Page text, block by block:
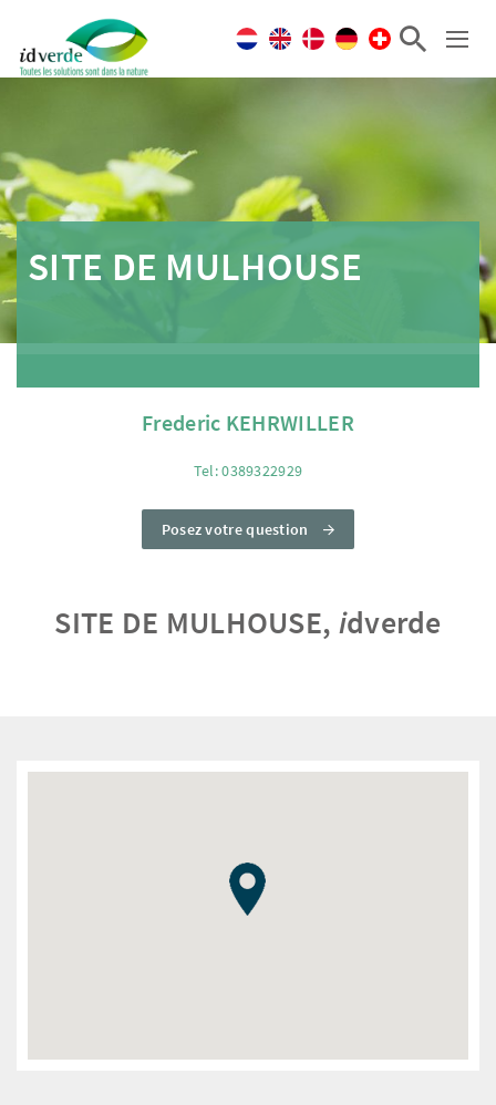
SITE DE MULHOUSE
Frederic KEHRWILLER
Tel: 0389322929
Posez votre question
SITE DE MULHOUSE, idverde